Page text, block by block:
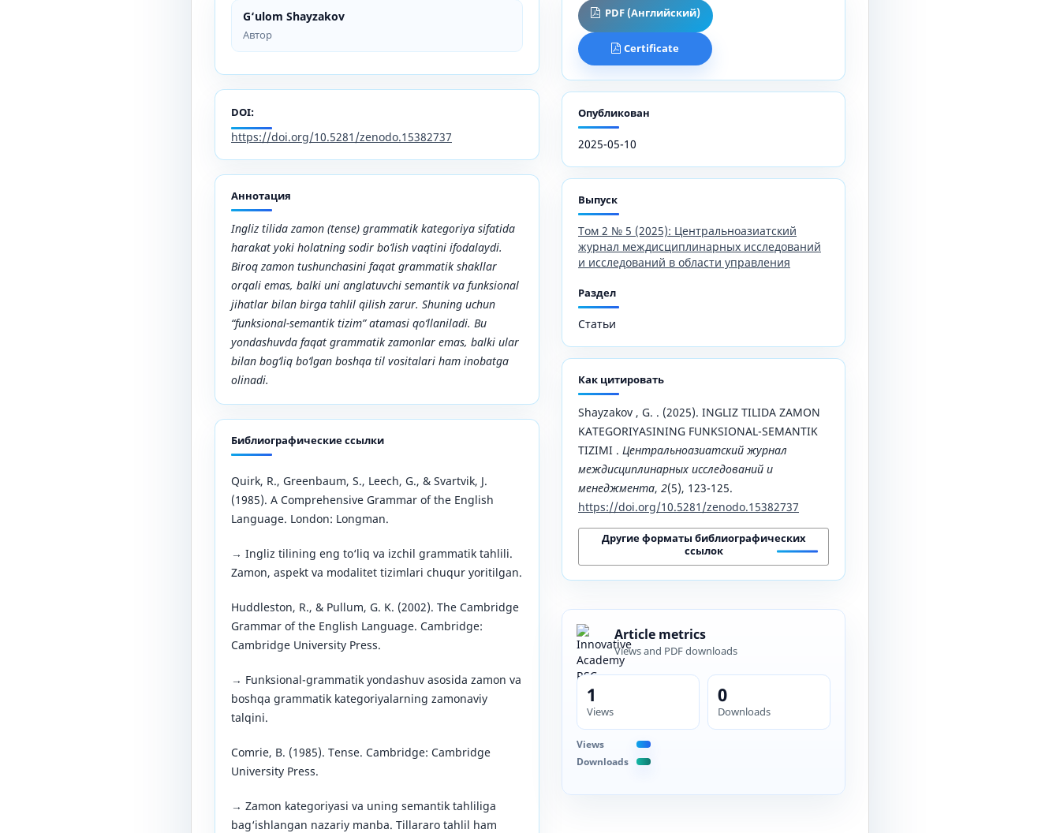
G‘ulom Shayzakov
Автор
DOI:
https://doi.org/10.5281/zenodo.15382737
Аннотация
Ingliz tilida zamon (tense) grammatik kategoriya sifatida
harakat yoki holatning sodir bo‘lish vaqtini ifodalaydi.
Biroq zamon tushunchasini faqat grammatik shakllar
orqali emas, balki uni anglatuvchi semantik va funksional
jihatlar bilan birga tahlil qilish zarur. Shuning uchun
“funksional-semantik tizim” atamasi qo‘llaniladi. Bu
yondashuvda faqat grammatik zamonlar emas, balki ular
bilan bog‘liq bo‘lgan boshqa til vositalari ham inobatga
olinadi.
Библиографические ссылки
Quirk, R., Greenbaum, S., Leech, G., & Svartvik, J.
(1985). A Comprehensive Grammar of the English
Language. London: Longman.
→ Ingliz tilining eng to‘liq va izchil grammatik tahlili.
Zamon, aspekt va modalitet tizimlari chuqur yoritilgan.
Huddleston, R., & Pullum, G. K. (2002). The Cambridge
Grammar of the English Language. Cambridge:
Cambridge University Press.
→ Funksional-grammatik yondashuv asosida zamon va
boshqa grammatik kategoriyalarning zamonaviy
talqini.
Comrie, B. (1985). Tense. Cambridge: Cambridge
University Press.
→ Zamon kategoriyasi va uning semantik tahliliga
bag‘ishlangan nazariy manba. Tillararo tahlil ham
PDF (Английский)
Certificate
Опубликован
2025-05-10
Выпуск
Том 2 № 5 (2025): Центральноазиатский
журнал междисциплинарных исследований
и исследований в области управления
Раздел
Статьи
Как цитировать
Shayzakov , G. . (2025). INGLIZ TILIDA ZAMON
KATEGORIYASINING FUNKSIONAL-SEMANTIK
TIZIMI . Центральноазиатский журнал
междисциплинарных исследований и
менеджмента, 2(5), 123-125.
https://doi.org/10.5281/zenodo.15382737
Другие форматы библиографических
ссылок
Article metrics
Views and PDF downloads
1
Views
0
Downloads
Views
Downloads